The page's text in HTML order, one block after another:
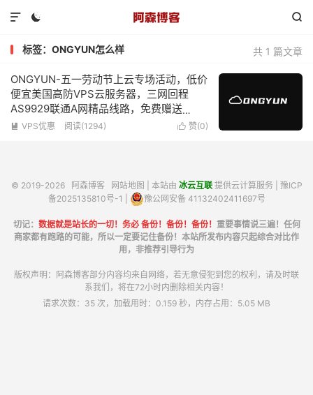
 

共 1 篇文章
标签：ONGYUN怎么样
ONGYUN-五一劳动节上云专场活动，低价
便宜美国高防VPS云服务器，三网回程
AS9929联通A网精品线路，免费赠送
DDOS防御1TB，KVM虚拟化2核心2G内存
 赞(0)
 VPS优惠 阅读(1294)
© 2019-2026 阿森博客 网站地图 | 本站由 冰云互联提供云计算服务 | 豫ICP
备2025135810号-1
豫公网安备 41132402411697号
切记： 数据就是站长的一切！务必 备份！备份！备份！ 重要事情说三遍！任何
商家都有跑路的可能，所以一定要记住备份！本站所发布内容只起综合对比作
用，非推荐引导行为
版权声明：阿森博客部分内容均来自网络，若无意侵犯到您的权利，请及时联
系我们，将在72小时内删除相关内容！
请求次数：35 次，加载用时：0.159 秒，内存占用：5.05 MB